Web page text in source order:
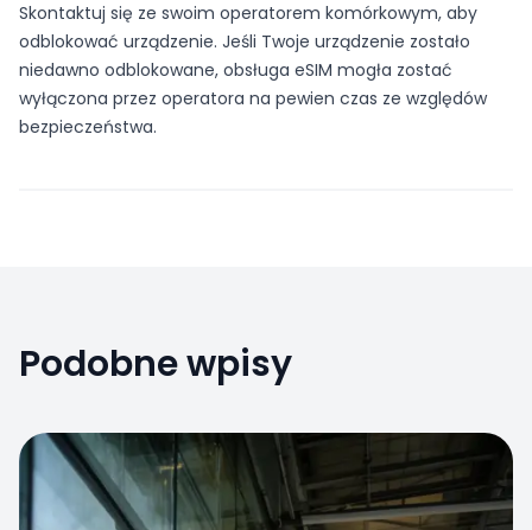
Skontaktuj się ze swoim operatorem komórkowym, aby
odblokować urządzenie. Jeśli Twoje urządzenie zostało
niedawno odblokowane, obsługa eSIM mogła zostać
wyłączona przez operatora na pewien czas ze względów
bezpieczeństwa.
Podobne wpisy